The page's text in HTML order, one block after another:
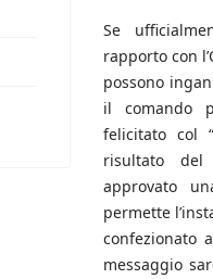
Se
rapporto con
possono
il comando
felicitato col
risultato
approvato
permette
confezionato
messaggio